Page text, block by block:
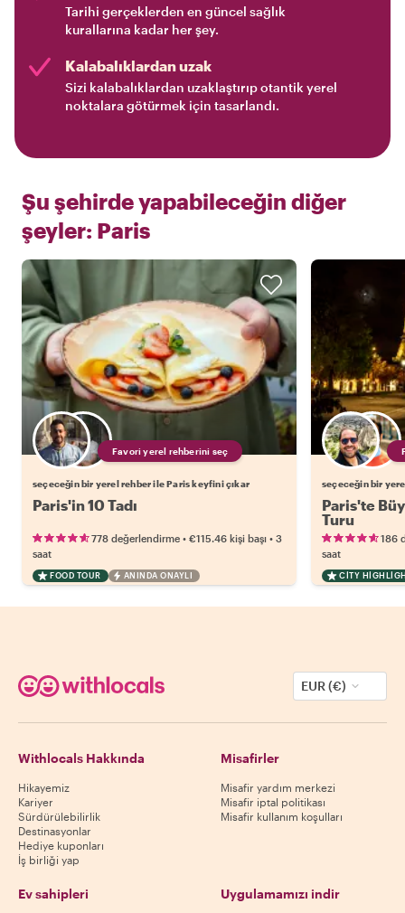
Tarihi gerçeklerden en güncel sağlık
kurallarına kadar her şey.
Kalabalıklardan uzak
Sizi kalabalıklardan uzaklaştırıp otantik yerel
noktalara götürmek için tasarlandı.
Şu şehirde yapabileceğin diğer
şeyler: Paris
Favori yerel rehberini seç
seçeceğin bir yerel rehber ile Paris keyfini çıkar
Paris'in 10 Tadı
778 değerlendirme • €115.46 kişi başı • 3
saat
FOOD TOUR ANINDA ONAYLI
seçeceğin bir
Paris'te
Turu
186
saat
CITY
EUR (€)
Withlocals Hakkında
Hikayemiz
Kariyer
Sürdürülebilirlik
Destinasyonlar
Hediye kuponları
İş birliği yap
Misafirler
Misafir yardım merkezi
Misafir iptal politikası
Misafir kullanım koşulları
Ev sahipleri Uygulamamızı indir